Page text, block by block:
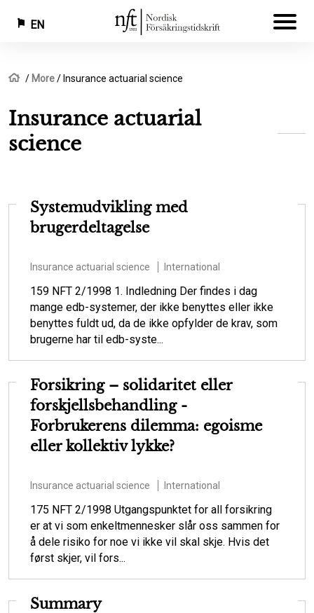
Skip
main
content
EN
Breadcrumb
Home
More Insurance actuarial science
Insurance actuarial
science
Systemudvikling med
brugerdeltagelse
Insurance actuarial science International
159 NFT 2/1998 1. Indledning Der findes i dag
mange edb-systemer, der ikke benyttes eller ikke
benyttes fuldt ud, da de ikke opfylder de krav, som
brugerne har til edb-syste...
Forsikring – solidaritet eller
forskjellsbehandling -
Forbrukerens dilemma: egoisme
eller kollektiv lykke?
Insurance actuarial science International
175 NFT 2/1998 Utgangspunktet for all forsikring
er at vi som enkeltmennesker slår oss sammen for
å dele risiko for noe vi ikke vil skal skje. Hvis det
først skjer, vil fors...
Summary